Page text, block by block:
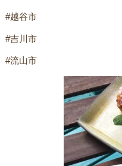
#越谷市
#吉川市
#流山市